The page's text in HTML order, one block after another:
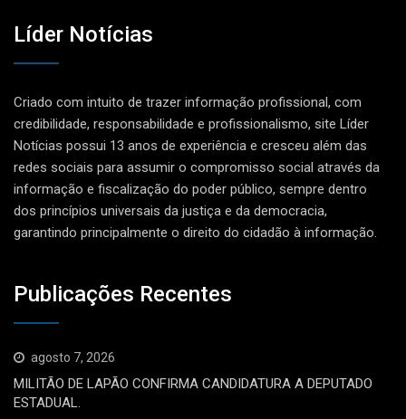
Líder Notícias
Criado com intuito de trazer informação profissional, com
credibilidade, responsabilidade e profissionalismo, site Líder
Notícias possui 13 anos de experiência e cresceu além das
redes sociais para assumir o compromisso social através da
informação e fiscalização do poder público, sempre dentro
dos princípios universais da justiça e da democracia,
garantindo principalmente o direito do cidadão à informação.
Publicações Recentes
agosto 7, 2026
MILITÃO DE LAPÃO CONFIRMA CANDIDATURA A DEPUTADO
ESTADUAL.